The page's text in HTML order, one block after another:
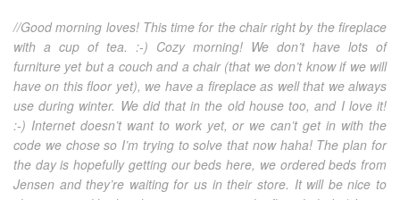
//Good morning loves! This time for the chair right by the fireplace
with a cup of tea. :-) Cozy morning! We don’t have lots of
furniture yet but a couch and a chair (that we don’t know if we will
have on this floor yet), we have a fireplace as well that we always
use during winter. We did that in the old house too, and I love it!
:-) Internet doesn’t want to work yet, or we can’t get in with the
code we chose so I’m trying to solve that now haha! The plan for
the day is hopefully getting our beds here, we ordered beds from
Jensen and they’re waiting for us in their store. It will be nice to